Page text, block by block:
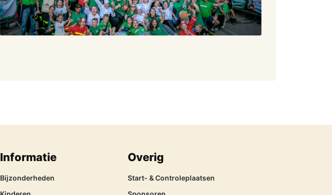
Informatie
Bijzonderheden
Overig
Start- & Controleplaatsen